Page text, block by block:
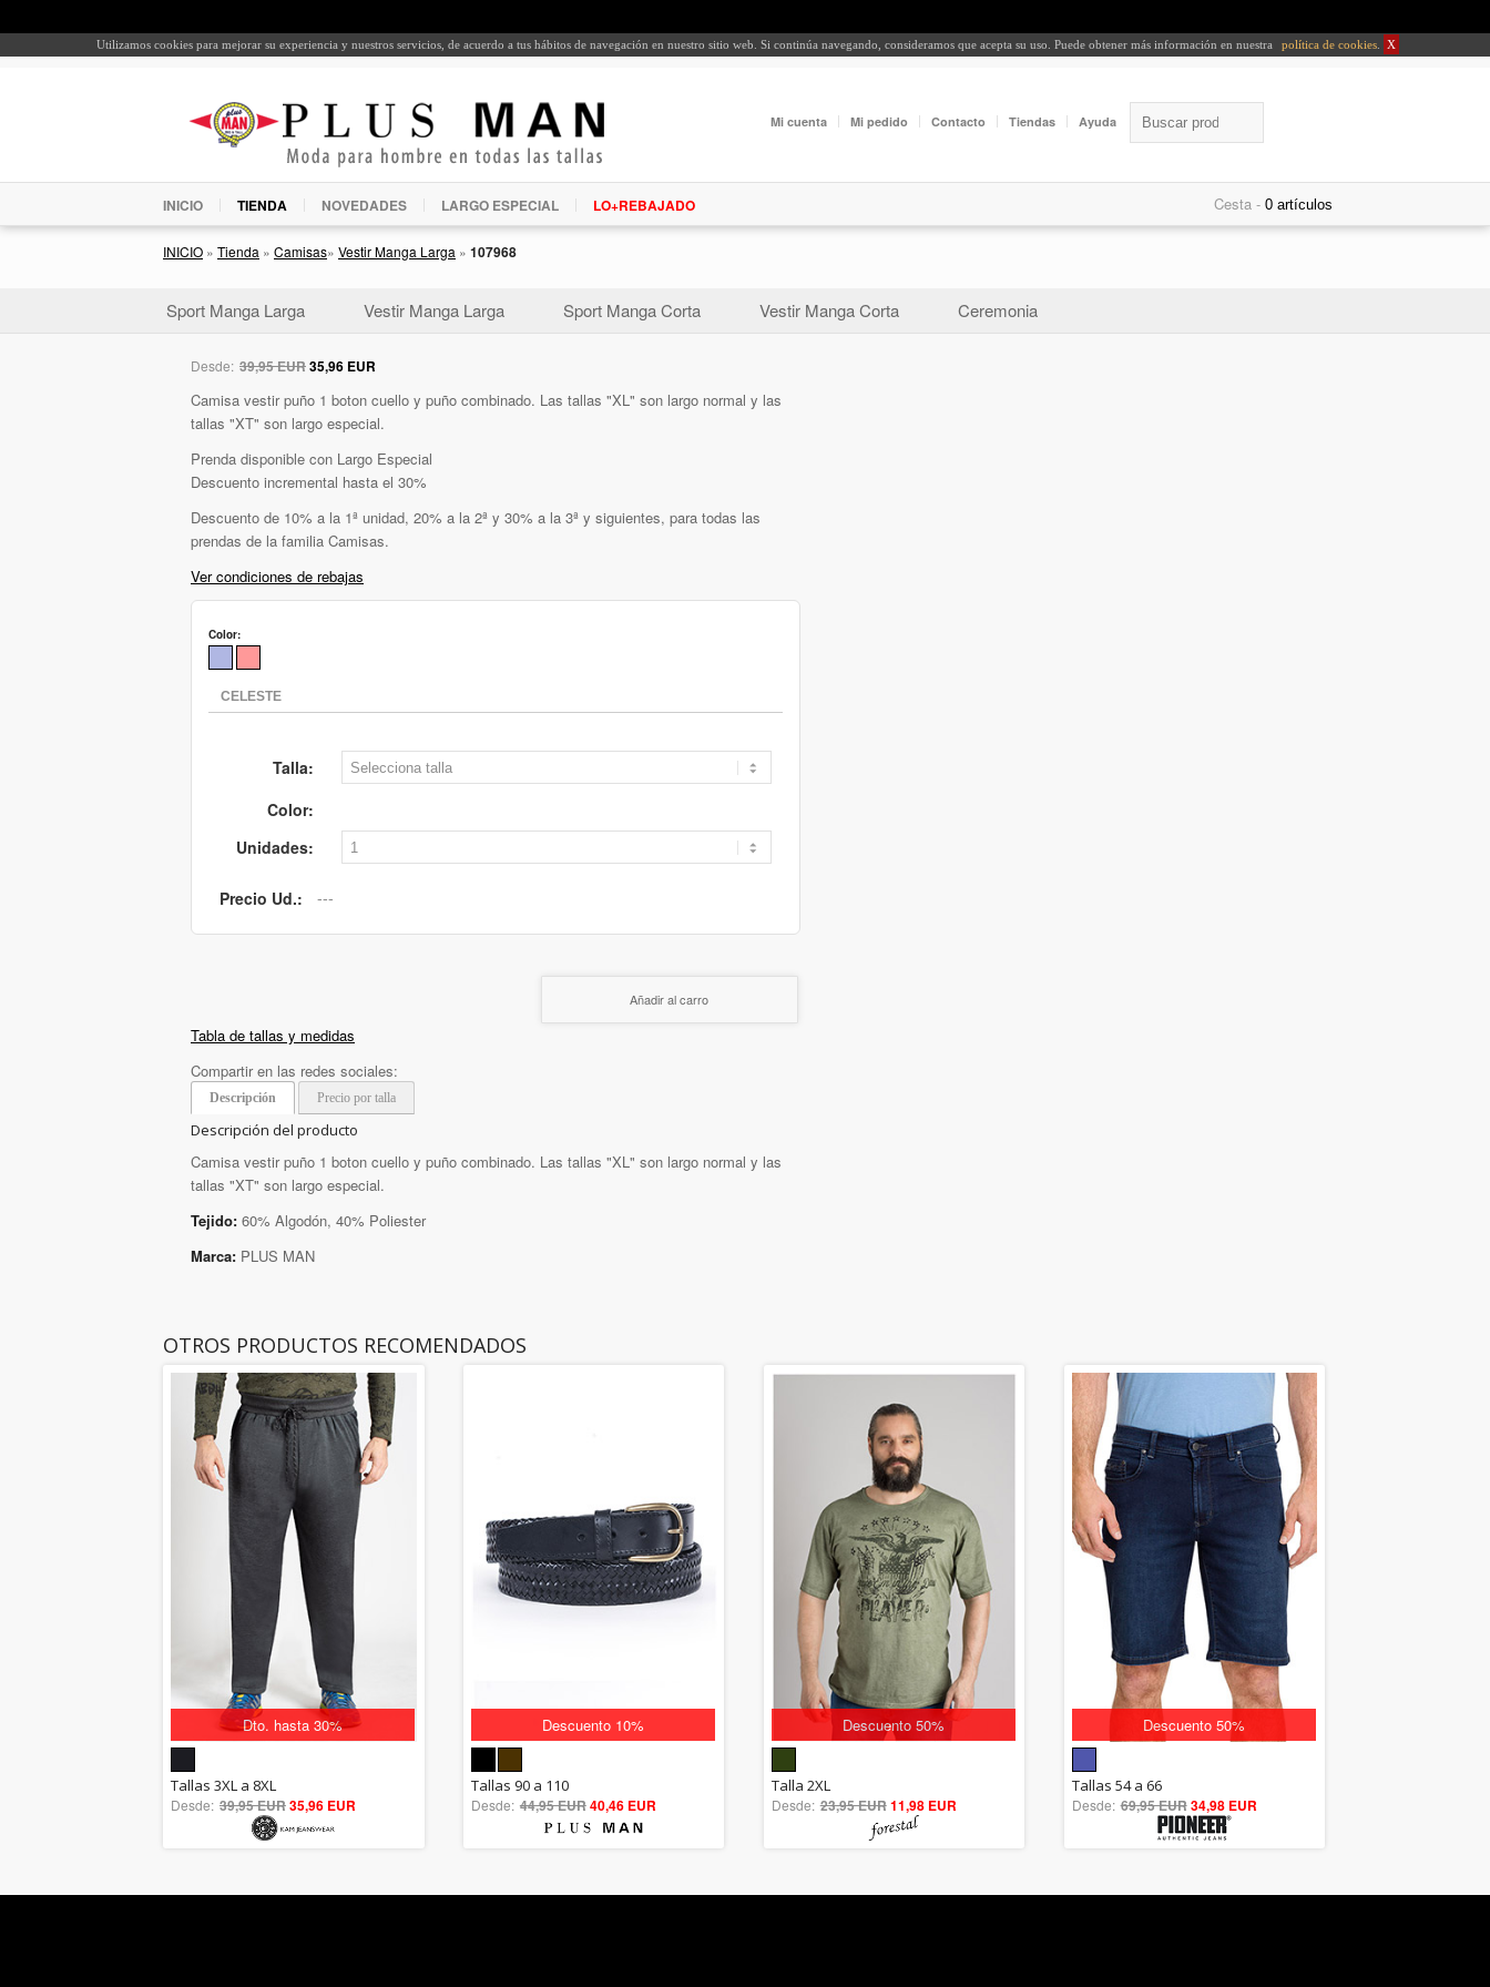
Utilizamos cookies para mejorar su experiencia y nuestros servicios, de acuerdo a tus hábitos de navegación en nuestro sitio web. Si continúa navegando, consideramos que acepta su uso. Puede obtener más información en nuestra política de cookies X
Mi cuenta Mi pedido Contacto Tiendas Ayuda
INICIO TIENDA NOVEDADES LARGO ESPECIAL LO+REBAJADO Cesta -
INICIO » Tienda » Camisas» Vestir Manga Larga » 107968
Sport Manga Larga Vestir Manga Larga Sport Manga Corta Vestir Manga Corta Ceremonia
Desde: 39,95 EUR35,96 EUR
Camisa vestir puño 1 boton cuello y puño combinado. Las tallas "XL" son largo normal y las
tallas "XT" son largo especial.
Prenda disponible con Largo Especial
Descuento incremental hasta el 30%
Descuento de 10% a la 1ª unidad, 20% a la 2ª y 30% a la 3ª y siguientes, para todas las
prendas de la familia Camisas.
Ver condiciones de rebajas
Color:
Talla:
Color:
Unidades:
Precio Ud.:
Añadir al carro
Tabla de tallas y medidas
Compartir en las redes sociales:
Descripción Precio por talla
Descripción del producto
Camisa vestir puño 1 boton cuello y puño combinado. Las tallas "XL" son largo normal y las
tallas "XT" son largo especial.
Tejido: 60% Algodón, 40% Poliester
Marca: PLUS MAN
OTROS PRODUCTOS RECOMENDADOS
Dto. hasta 30%
5.00
out of 5
Tallas 3XL a 8XL
Desde: 39,95 EUR35,96 EUR
Descuento 10%
5.00
out of 5
Tallas 90 a 110
Desde: 44,95 EUR40,46 EUR
Descuento 50%
out of 5
Talla 2XL
Desde: 23,95 EUR11,98 EUR
Descuento 50%
5.00
out of 5
Tallas 54 a 66
Desde: 69,95 EUR34,98 EUR